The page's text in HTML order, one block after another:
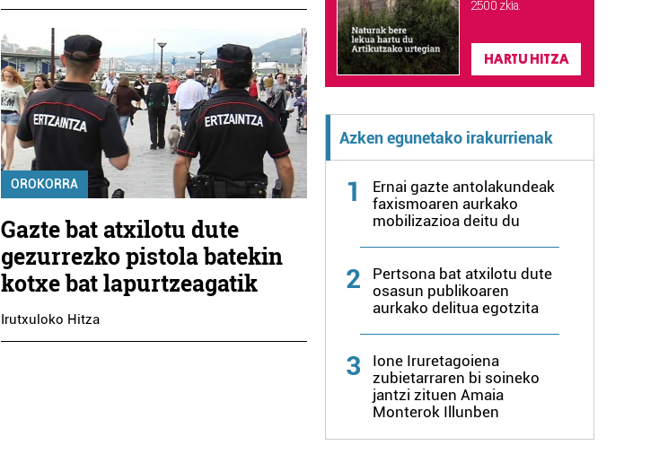
OROKORRA
Gazte bat atxilotu dute
gezurrezko pistola batekin
kotxe bat lapurtzeagatik
Irutxuloko Hitza
2.500 zkia.
HARTU HITZA
Azken egunetako irakurrienak
1
Ernai gazte antolakundeak
faxismoaren aurkako
mobilizazioa deitu du
2
Pertsona bat atxilotu dute
osasun publikoaren
aurkako delitua egotzita
3
Ione Iruretagoiena
zubietarraren bi soineko
jantzi zituen Amaia
Monterok Illunben